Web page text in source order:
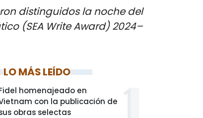
distinguidos la noche del
(SEA Write Award) 2024–
LO MÁS LEÍDO
homenajeado en
con la publicación de
obras selectas